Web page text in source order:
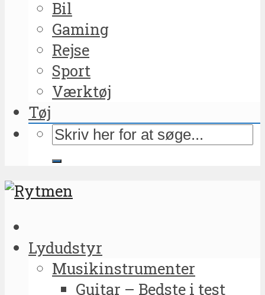
Bil
Gaming
Rejse
Sport
Værktøj
Tøj
Lydudstyr
Musikinstrumenter
Guitar – Bedste i test